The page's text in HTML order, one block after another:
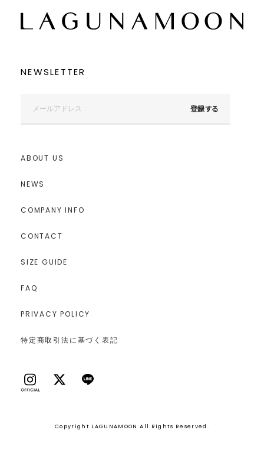
NEWSLETTER
登録する
ABOUT US
NEWS
COMPANY INFO
CONTACT
SIZE GUIDE
FAQ
PRIVACY POLICY
特定商取引法に基づく表記
Copyright LAGUNAMOON All Rights Reserved.